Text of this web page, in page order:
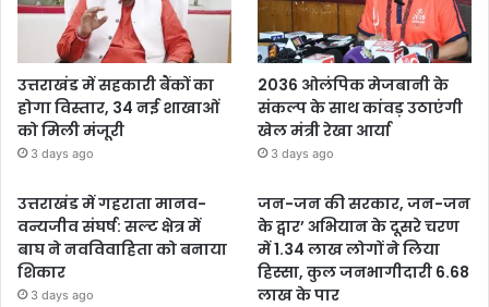
उत्तराखंड में सहकारी बैंकों का
होगा विस्तार, 34 नई शाखाओं
को मिली मंजूरी
3 days ago
2036 ओलंपिक मेजबानी के
संकल्प के साथ कांवड़ उठाएंगी
खेल मंत्री रेखा आर्या
3 days ago
उत्तराखंड में गहराता मानव-
वन्यजीव संघर्ष: सल्ट क्षेत्र में
बाघ ने नवविवाहिता को बनाया
शिकार
3 days ago
जन-जन की सरकार, जन-जन
के द्वार’ अभियान के दूसरे चरण
में 1.34 लाख लोगों ने लिया
हिस्सा, कुल जनभागीदारी 6.68
लाख के पार